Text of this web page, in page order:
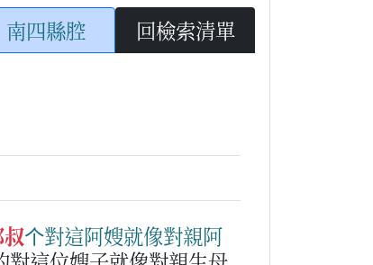
南四縣腔 回檢索清單
个對這阿嫂就像對親阿